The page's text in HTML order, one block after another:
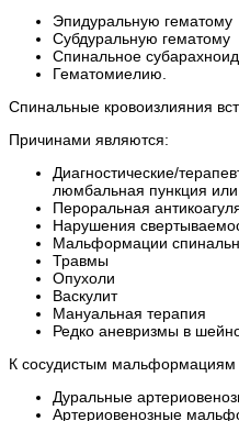
Эпидуральную гематому
Субдуральную гематому
Спинальное
Гематомиелию.
Спинальные кровоизлияния
Причинами являются:
Диагностические/
люмбальная пункция
Пероральная
Нарушения
Мальформации
Травмы
Опухоли
Васкулит
Мануальная терапия
Редко аневризмы в
К сосудистым мальформациям
Дуральные
Артериовенозные